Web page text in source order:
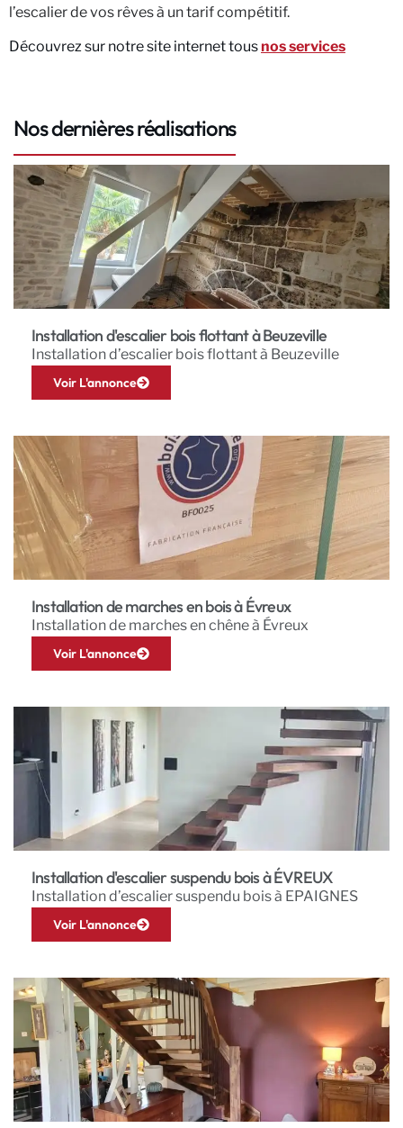
l’escalier de vos rêves à un tarif compétitif.
Découvrez sur notre site internet tousnos services
Nos dernières réalisations
Installation d'escalier bois flottant à Beuzeville
Installation d’escalier bois flottant à Beuzeville
Voir L'annonce
Installation de marches en bois à Évreux
Installation de marches en chêne à Évreux
Voir L'annonce
Installation d'escalier suspendu bois à ÉVREUX
Installation d’escalier suspendu bois à EPAIGNES
Voir L'annonce